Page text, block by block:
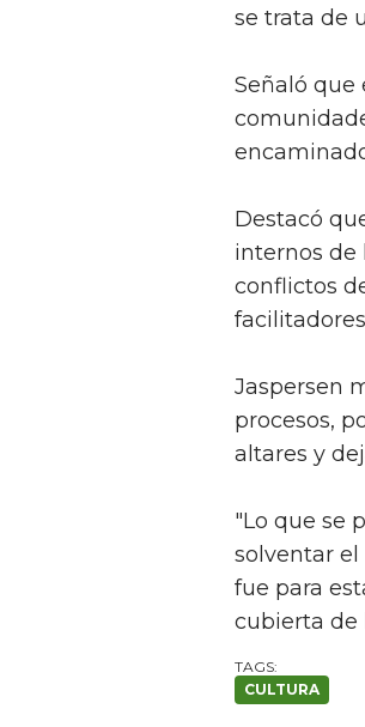
se trata de
Señaló que
Destacó
internos de
conflictos
Jaspersen
procesos,
altares y
"Lo que se
solventar el
fue para
cubierta de
CULTURA